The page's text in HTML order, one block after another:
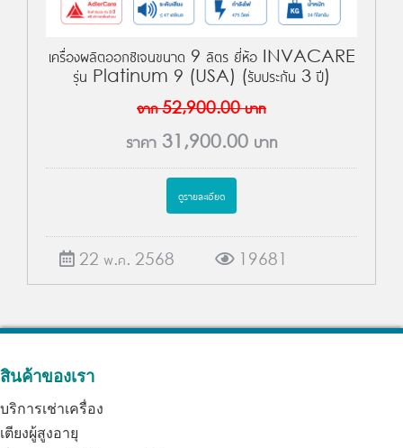
เครื่องผลิตออกซิเจนขนาด 9 ลิตร ยี่ห้อ INVACARE
รุ่น Platinum 9 (USA) (รับประกัน 3 ปี)
จาก52,900.00บาท
ราคา 31,900.00 บาท
ดูรายละเอียด
22 พ.ค. 2568 19681
สินค้าของเรา
บริการเช่าเครื่อง
เตียงผู้สูงอายุ